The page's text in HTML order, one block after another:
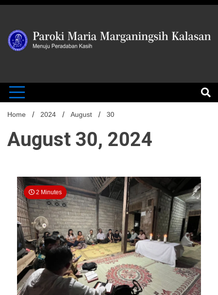
Skip
Paroki
Kalasan
Home 2024 August 30
August 30, 2024
2 Minutes